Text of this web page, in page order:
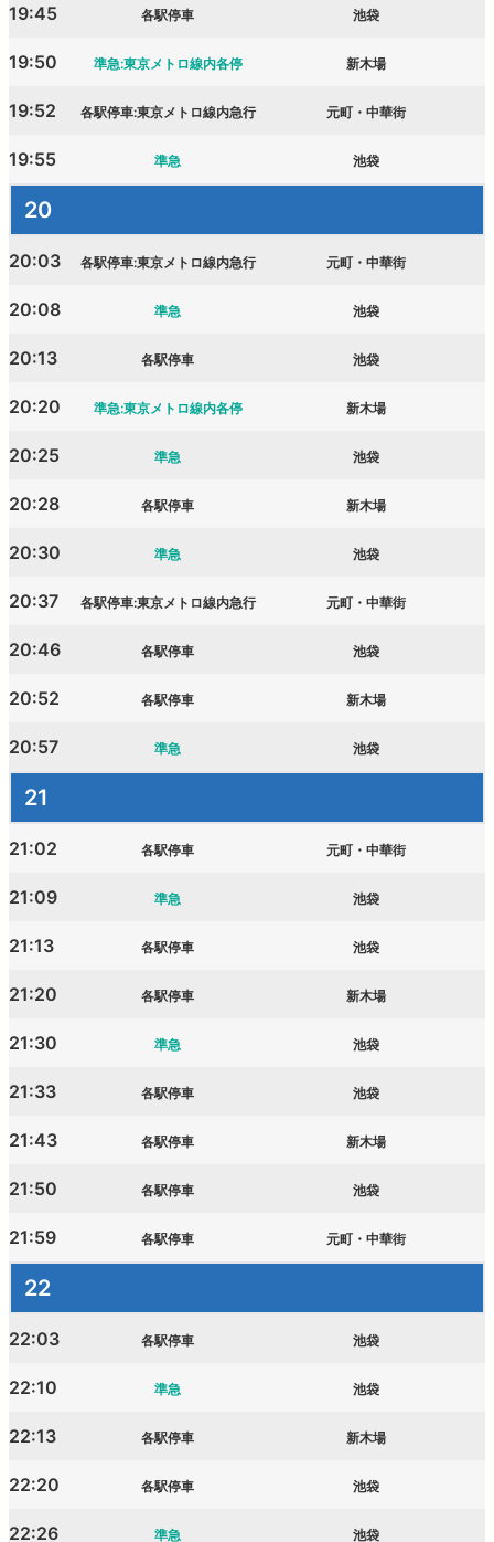
19:45 各駅停車 池袋
19:50 準急:東京メトロ線内各停 新木場
19:52 各駅停車:東京メトロ線内急行 元町・中華街
19:55 準急 池袋
20
20:03 各駅停車:東京メトロ線内急行 元町・中華街
20:08 準急 池袋
20:13 各駅停車 池袋
20:20 準急:東京メトロ線内各停 新木場
20:25 準急 池袋
20:28 各駅停車 新木場
20:30 準急 池袋
20:37 各駅停車:東京メトロ線内急行 元町・中華街
20:46 各駅停車 池袋
20:52 各駅停車 新木場
20:57 準急 池袋
21
21:02 各駅停車 元町・中華街
21:09 準急 池袋
21:13 各駅停車 池袋
21:20 各駅停車 新木場
21:30 準急 池袋
21:33 各駅停車 池袋
21:43 各駅停車 新木場
21:50 各駅停車 池袋
21:59 各駅停車 元町・中華街
22
22:03 各駅停車 池袋
22:10 準急 池袋
22:13 各駅停車 新木場
22:20 各駅停車 池袋
22:26 準急 池袋